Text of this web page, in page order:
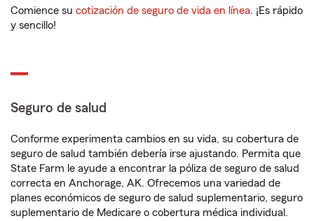
Comience su cotización de seguro de vida en línea. ¡Es rápido
y sencillo!
Seguro de salud
Conforme experimenta cambios en su vida, su cobertura de
seguro de salud también debería irse ajustando. Permita que
State Farm le ayude a encontrar la póliza de seguro de salud
correcta en Anchorage, AK. Ofrecemos una variedad de
planes económicos de seguro de salud suplementario, seguro
suplementario de Medicare o cobertura médica individual.